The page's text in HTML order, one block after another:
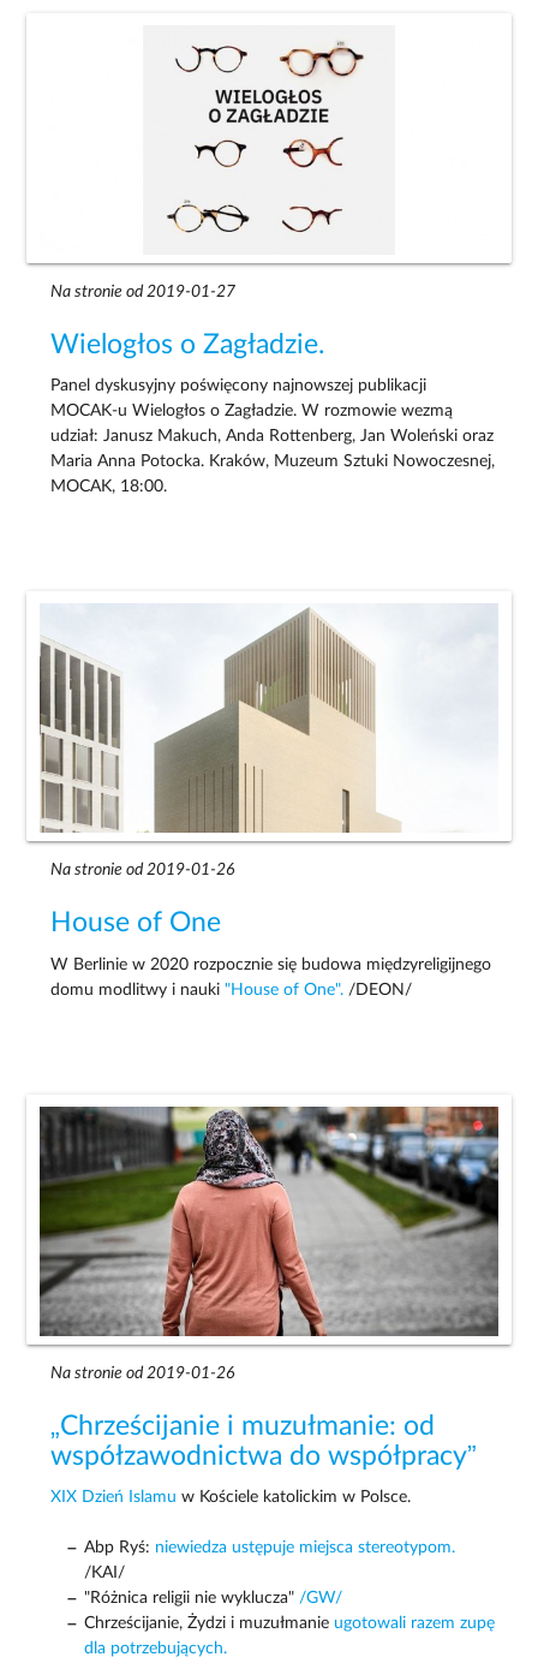
Na stronie od 2019-01-27
Wielogłos o Zagładzie.
Panel dyskusyjny poświęcony najnowszej publikacji
MOCAK-u Wielogłos o Zagładzie. W rozmowie wezmą
udział: Janusz Makuch, Anda Rottenberg, Jan Woleński oraz
Maria Anna Potocka. Kraków, Muzeum Sztuki Nowoczesnej,
MOCAK, 18:00.
Na stronie od 2019-01-26
House of One
W Berlinie w 2020 rozpocznie się budowa międzyreligijnego
domu modlitwy i nauki"House of One". /DEON/
Na stronie od 2019-01-26
„Chrześcijanie i muzułmanie: od
współzawodnictwa do współpracy”
XIX Dzień Islamu w Kościele katolickim w Polsce.
Abp Ryś: niewiedza ustępuje miejsca stereotypom.
/KAI/
"Różnica religii nie wyklucza"/GW/
Chrześcijanie, Żydzi i muzułmanie ugotowali razem zupę
dla potrzebujących.